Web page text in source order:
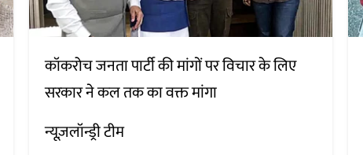
कॉकरोच जनता पार्टी की मांगों पर विचार के लिए
सरकार ने कल तक का वक्त मांगा
न्यूज़लॉन्ड्री टीम